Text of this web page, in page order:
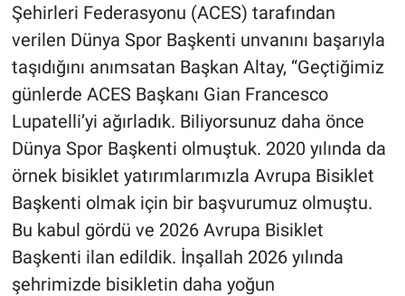
Şehirleri Federasyonu (ACES) tarafından
verilen Dünya Spor Başkenti unvanını başarıyla
taşıdığını anımsatan Başkan Altay, “Geçtiğimiz
günlerde ACES Başkanı Gian Francesco
Lupatelli’yi ağırladık. Biliyorsunuz daha önce
Dünya Spor Başkenti olmuştuk. 2020 yılında da
örnek bisiklet yatırımlarımızla Avrupa Bisiklet
Başkenti olmak için bir başvurumuz olmuştu.
Bu kabul gördü ve 2026 Avrupa Bisiklet
Başkenti ilan edildik. İnşallah 2026 yılında
şehrimizde bisikletin daha yoğun